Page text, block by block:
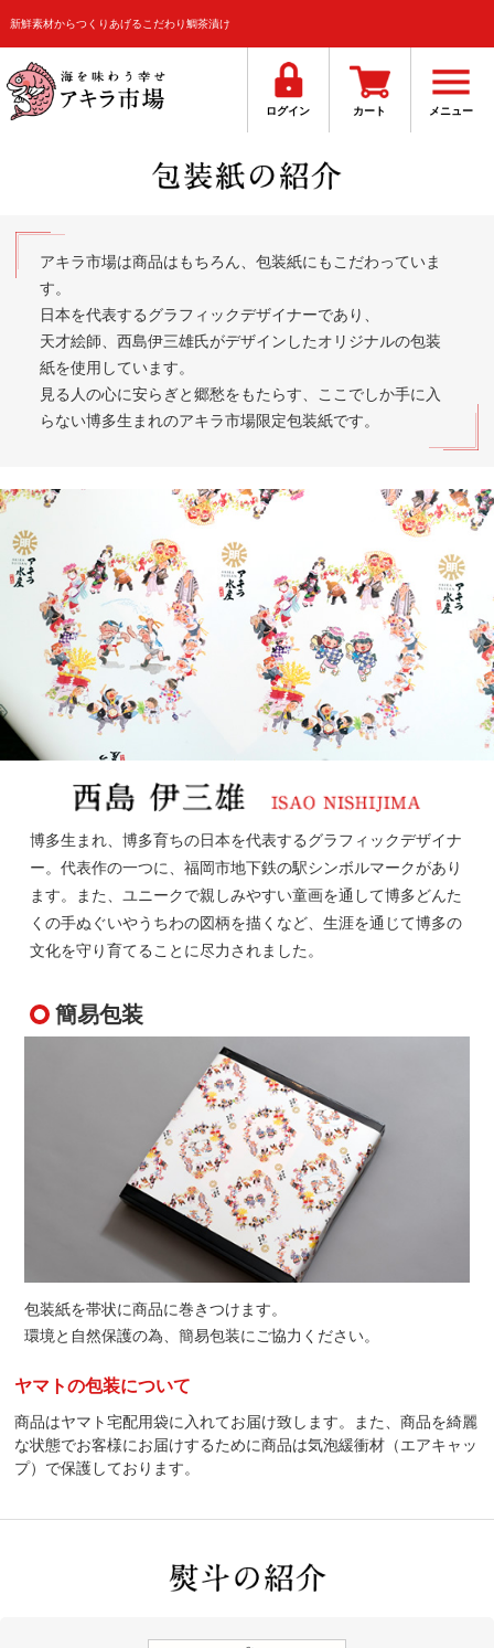
新鮮素材からつくりあげるこだわり鯛茶漬け
ログイン カート メニュー
アキラ市場は商品はもちろん、包装紙にもこだわっていま
す。
日本を代表するグラフィックデザイナーであり、
天才絵師、西島伊三雄氏がデザインしたオリジナルの包装
紙を使用しています。
見る人の心に安らぎと郷愁をもたらす、ここでしか手に入
らない博多生まれのアキラ市場限定包装紙です。
博多生まれ、博多育ちの日本を代表するグラフィックデザイナ
ー。代表作の一つに、福岡市地下鉄の駅シンボルマークがあり
ます。また、ユニークで親しみやすい童画を通して博多どんた
くの手ぬぐいやうちわの図柄を描くなど、生涯を通じて博多の
文化を守り育てることに尽力されました。
簡易包装
包装紙を帯状に商品に巻きつけます。
環境と自然保護の為、簡易包装にご協力ください。
ヤマトの包装について
商品はヤマト宅配用袋に入れてお届け致します。また、商品を綺麗
な状態でお客様にお届けするために商品は気泡緩衝材（エアキャッ
プ）で保護しております。